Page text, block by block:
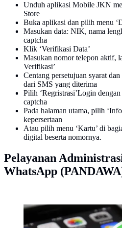
Unduh aplikasi Mobile JKN
Store
Buka aplikasi dan pilih menu
Masukan data: NIK, nama
captcha
Klik ‘Verifikasi Data’
Masukan nomor telepon aktif,
Verifikasi’
Centang persetujuan syarat
dari SMS yang diterima
Pilih ‘Regristrasi’Login
captcha
Pada halaman utama, pilih
kepersertaan
Atau pilih menu ‘Kartu’ di
digital beserta nomornya.
Pelayanan
WhatsApp